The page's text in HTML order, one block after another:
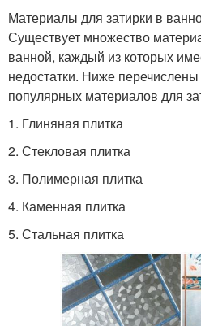
Материалы для затирки в
Существует множество
ванной, каждый из которых
недостатки. Ниже
популярных материалов для
1. Глиняная плитка
2. Стекловая плитка
3. Полимерная плитка
4. Каменная плитка
5. Стальная плитка